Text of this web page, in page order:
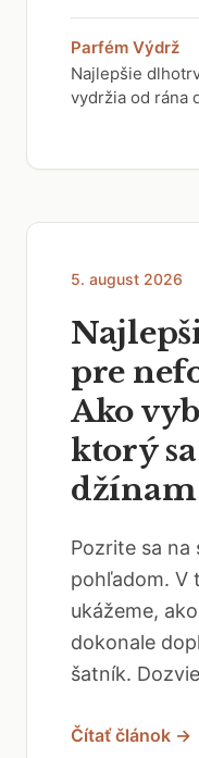
Parfém Výdrž
Najlepšie
vydržia od rána
5. august 2026
pre
Ako
ktorý
Pozrite sa
pohľadom. V
ukážeme,
dokonale
šatník.
Čítať článok →